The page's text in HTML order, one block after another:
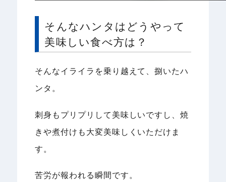
そんなハンタはどうやって
美味しい食べ方は？
そんなイライラを乗り越えて、捌いたハ
ンタ。
刺身もプリプリして美味しいですし、焼
きや煮付けも大変美味しくいただけま
す。
苦労が報われる瞬間です。